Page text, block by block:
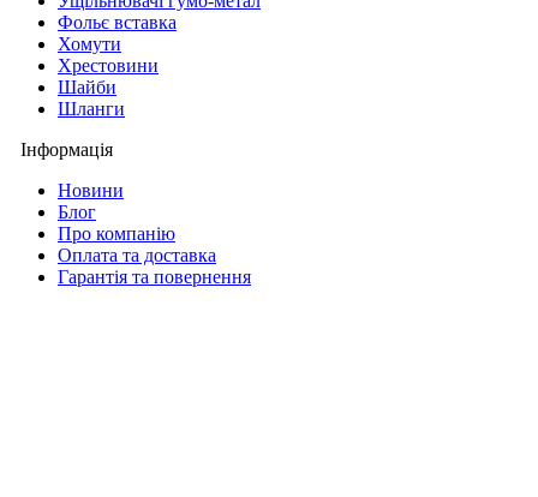
Фольє вставка
Хомути
Хрестовини
Шайби
Шланги
Інформація
Новини
Блог
Про компанію
Оплата та доставка
Гарантія та повернення